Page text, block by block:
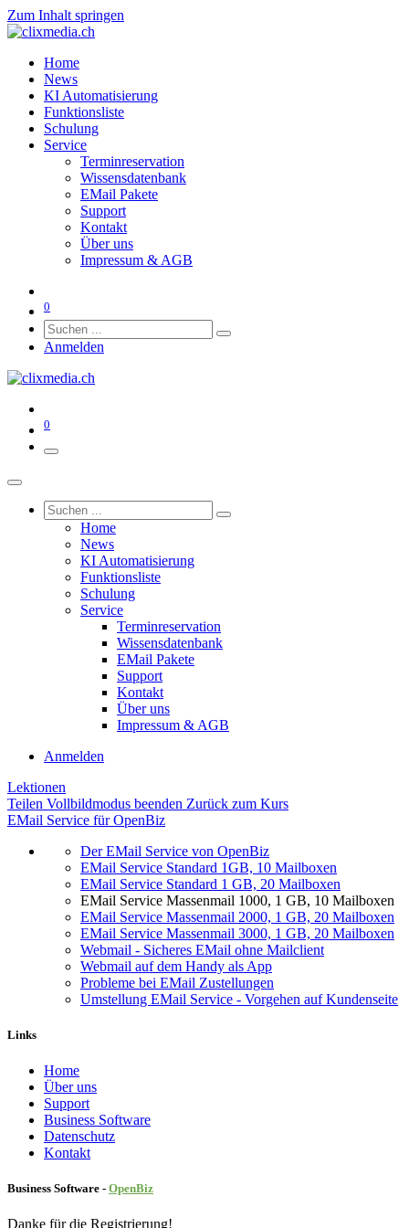
Zum Inhalt springen
Home
News
KI Automatisierung
Funktionsliste
Schulung
Service
Terminreservation
Wissensdatenbank
EMail Pakete
Support
Kontakt
Über uns
Impressum & AGB
0
Anmelden
0
Home
News
KI Automatisierung
Funktionsliste
Schulung
Service
Terminreservation
Wissensdatenbank
EMail Pakete
Support
Kontakt
Über uns
Impressum & AGB
Anmelden
Lektionen
Teilen Vollbildmodus beenden Zurück zum Kurs
EMail Service für OpenBiz
Der EMail Service von OpenBiz
EMail Service Standard 1GB, 10 Mailboxen
EMail Service Standard 1 GB, 20 Mailboxen
EMail Service Massenmail 1000, 1 GB, 10 Mailboxen
EMail Service Massenmail 2000, 1 GB, 20 Mailboxen
EMail Service Massenmail 3000, 1 GB, 20 Mailboxen
Webmail - Sicheres EMail ohne Mailclient
Webmail auf dem Handy als App
Probleme bei EMail Zustellungen
Umstellung EMail Service - Vorgehen auf Kundenseite
Links
Home
Über uns
Sup​port
Business Software
Datenschutz
Kontakt
Business Software - OpenBiz
Danke für die Registrierung!